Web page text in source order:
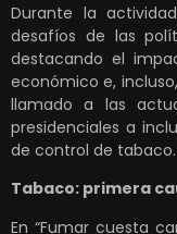
Durante la
desafíos de las
destacando el
económico e,
llamado a las
presidenciales a
de control de tabaco.
Tabaco: primera
En “Fumar cuesta